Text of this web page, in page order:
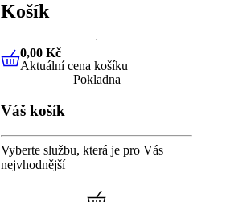
Košík
0,00 KčAktuální cena košíku
0,00 Kč
Aktuální cena košíku
Pokladna
Váš košík
Vyberte službu, která je pro Vás
nejvhodnější